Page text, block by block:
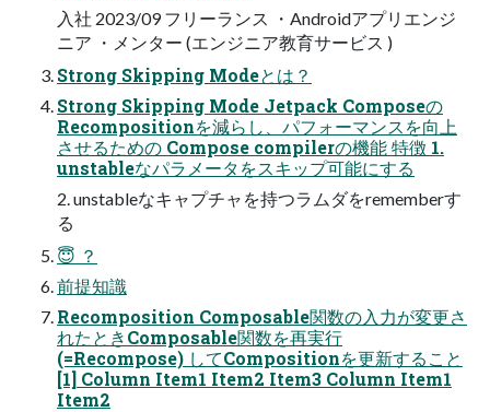
入社 2023/09 フリーランス ・Androidアプリエンジ
ニア ・メンター (エンジニア教育サービス )
Strong Skipping Modeとは？
Strong Skipping Mode Jetpack Composeの
Recompositionを減らし、パフォーマンスを向上
させるための Compose compilerの機能 特徴 1.
unstableなパラメータをスキップ可能にする
2. unstableなキャプチャを持つラムダをrememberす
る
😇 ？
前提知識
Recomposition Composable関数の入力が変更さ
れたときComposable関数を再実行
(=Recompose) してCompositionを更新すること
[1] Column Item1 Item2 Item3 Column Item1
Item2